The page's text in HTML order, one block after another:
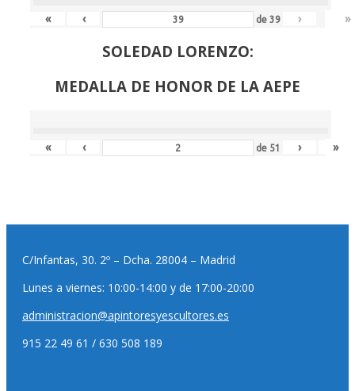
« ‹ de39 › »
SOLEDAD LORENZO:
MEDALLA DE HONOR DE LA AEPE
« ‹ de 51 › »
C/Infantas, 30. 2º – Dcha. 28004 – Madrid
Lunes a viernes: 10:00-14:00 y de 17:00-20:00
administracion@apintoresyescultores.es
915 22 49 61 / 630 508 189